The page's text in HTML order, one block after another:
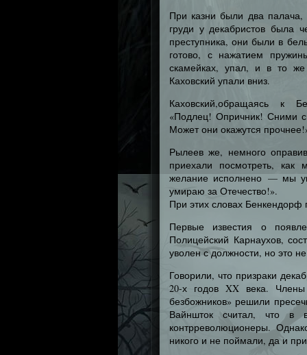
При казни были два
груди у декабристов была
преступника, они были в
готово, с нажатием
скамейках, упал, и в то
Каховский упали вниз.
Каховский,обращаясь к
«Подлец! Опричник! Сними
Может они окажутся
Рылеев же, немного
приехали посмотреть, как
желание исполнено — мы
умираю за Отечество!».
При этих словах Бенкендорф
Первые известия о
Полицейский Карнаухов,
уволен с должности, но это
Говорили, что призраки
20-х годов XX века. Члены
безбожников» решили
Вайншток считал, что в
контрреволюционеры.
никого и не поймали, да и